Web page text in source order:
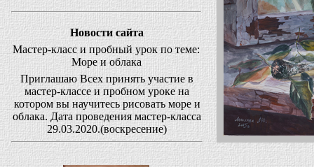
Новости сайта
Мастер-класс и пробный урок по теме:
Море и облака
Приглашаю Всех принять участие в
мастер-классе и пробном уроке на
котором вы научитесь рисовать море и
облака. Дата проведения мастер-класса
29.03.2020.(воскресение)